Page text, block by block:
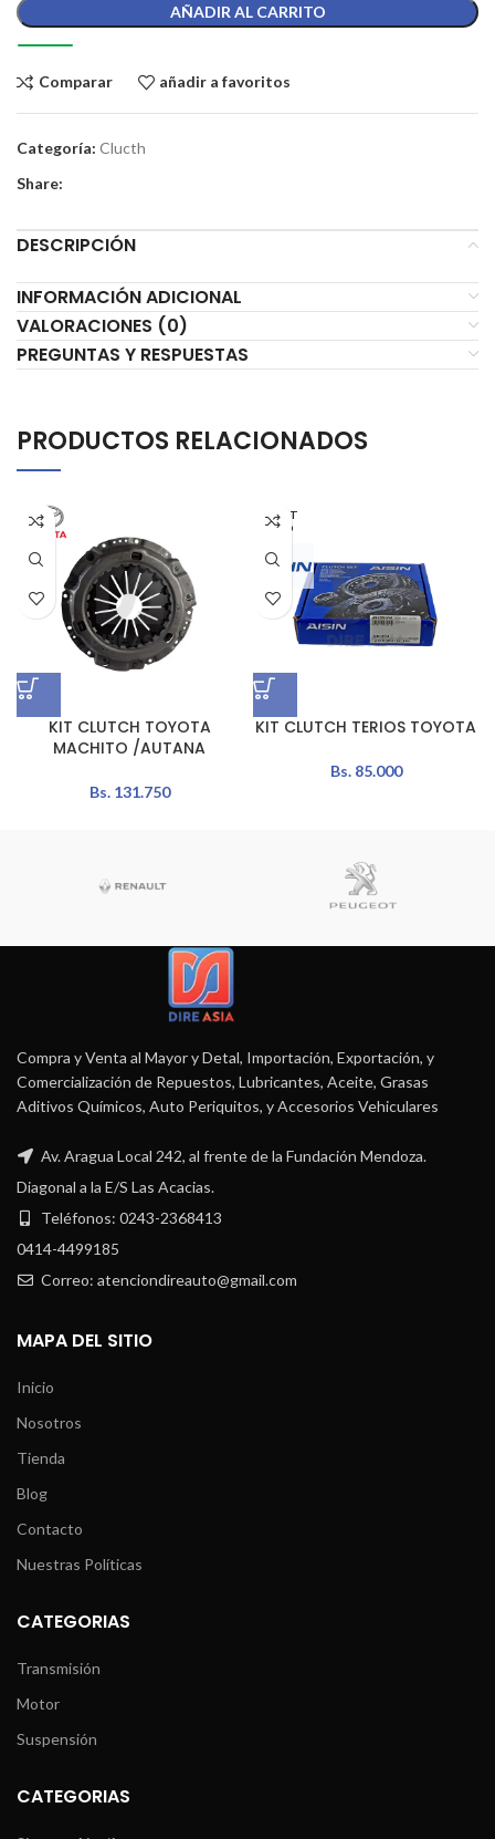
AÑADIR AL CARRITO
Comparar añadir a favoritos
Categoría: Clucth
Share:
DESCRIPCIÓN
INFORMACIÓN ADICIONAL
VALORACIONES (0)
PREGUNTAS Y RESPUESTAS
PRODUCTOS RELACIONADOS
KIT CLUTCH TOYOTA
MACHITO /AUTANA
Bs.131.750
AGOT
ADO
KIT CLUTCH TERIOS TOYOTA
Bs.85.000
Compra y Venta al Mayor y Detal, Importación, Exportación, y
Comercialización de Repuestos, Lubricantes, Aceite, Grasas
Aditivos Químicos, Auto Periquitos, y Accesorios Vehiculares
Av. Aragua Local 242, al frente de la Fundación Mendoza.
Diagonal a la E/S Las Acacias.
Teléfonos: 0243-2368413
0414-4499185
Correo: atenciondireauto@gmail.com
MAPA DEL SITIO
Inicio
Nosotros
Tienda
Blog
Contacto
Nuestras Políticas
CATEGORIAS
Transmisión
Motor
Suspensión
CATEGORIAS